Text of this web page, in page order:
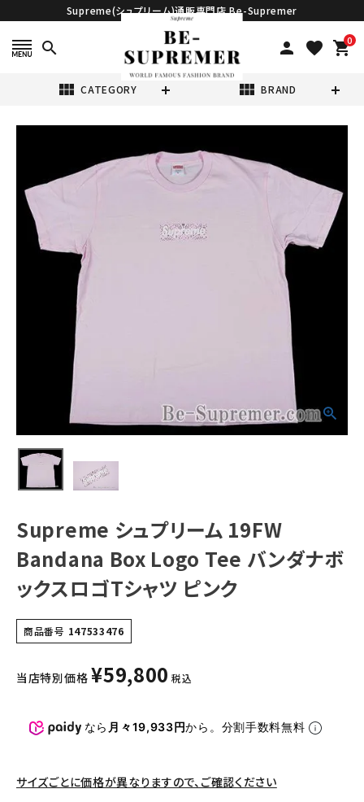
Supreme(シュプリーム)通販専門店 Be-Supremer
search person favorite 0
shopping_cart
view_module CATEGORY view_module BRAND
Supreme シュプ
ダナボックスロゴ
(税込)
NEW ITEMS
CATEGORY
Tシャツ・ロングスリーブ
ジャケット・アウター
キャップ・ハット
ニット帽・ビーニー
バックパック・リュック
その他バッグ類
パンツ・ショーツ
Supreme シュプリーム 19FW
Bandana Box Logo Tee バンダナボ
ックスロゴTシャツ ピンク
商品番号 147533476
当店特別価格 ¥59,800 税込
なら 月々19,933円から。分割手数料無料
サイズごとに価格が異なりますので、ご確認ください